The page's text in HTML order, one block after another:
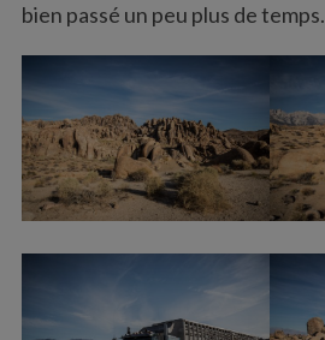
bien passé un peu plus de temps.